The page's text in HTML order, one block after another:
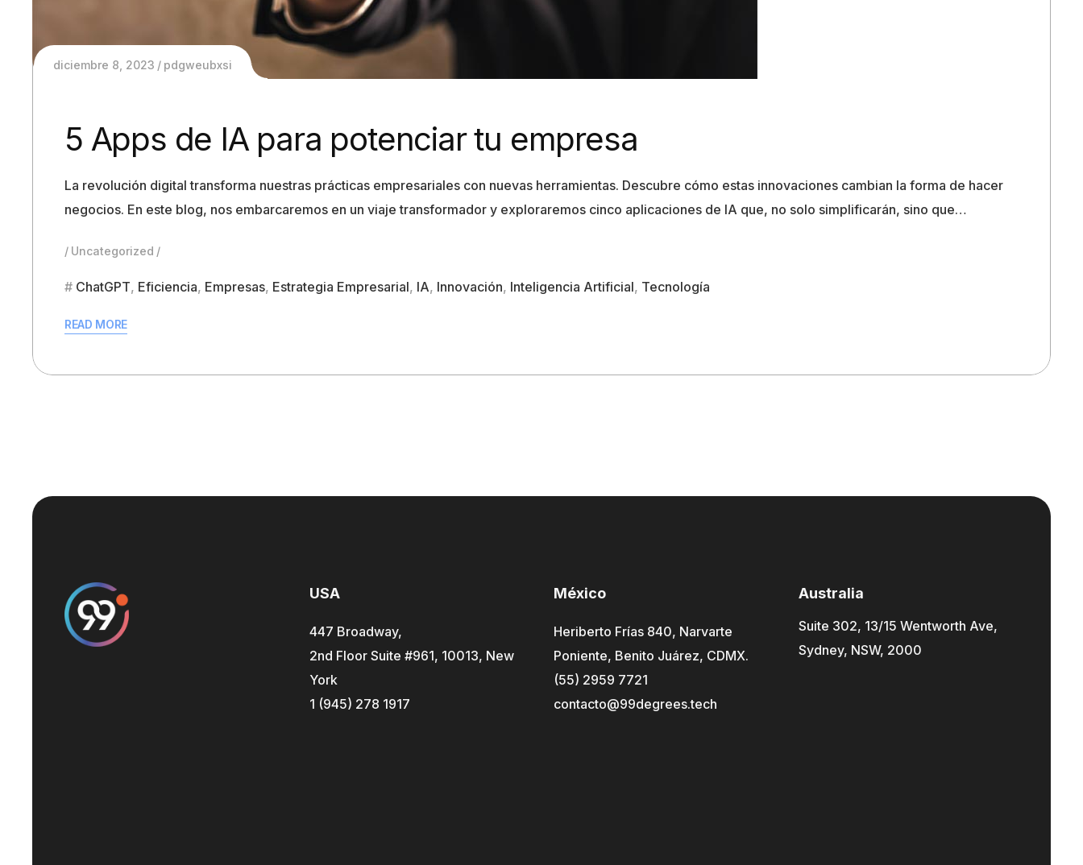
diciembre 8, 2023 pdgweubxsi
5 Apps de IA para potenciar tu empresa
La revolución digital transforma nuestras prácticas empresariales con nuevas herramientas. Descubre cómo estas innovaciones cambian la forma de hacer
negocios. En este blog, nos embarcaremos en un viaje transformador y exploraremos cinco aplicaciones de IA que, no solo simplificarán, sino que…
Uncategorized
ChatGPT, Eficiencia, Empresas, Estrategia Empresarial, IA, Innovación, Inteligencia Artificial, Tecnología
READ MORE
USA
447 Broadway,
2nd Floor Suite #961, 10013, New
York
1 (945) 278 1917
México
Heriberto Frías 840, Narvarte
Poniente, Benito Juárez, CDMX.
(55) 2959 7721
contacto@99degrees.tech
Australia
Suite 302, 13/15 Wentworth Ave,
Sydney, NSW, 2000